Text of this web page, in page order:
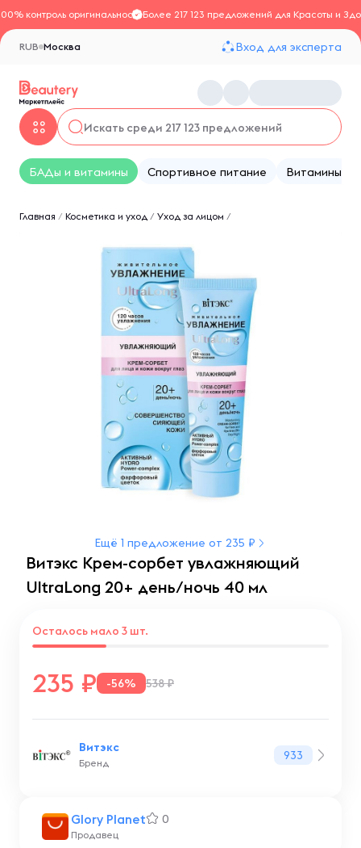
контроль оригинальностиБолее 217 123 предложений для Красоты и
Москва
RUB Вход для эксперта
БАДы и витамины Спортивное питание Витамины
Главная / Косметика и уход / Уход за лицом /
Ещё 1 предложение от 235 ₽
Витэкс Крем-сорбет увлажняющий
UltraLong 20+ день/ночь 40 мл
Glory Planet 0
Продавец
235 -56% 538 ₽
Осталось мало 3 шт.
Витэкс
Бренд
933